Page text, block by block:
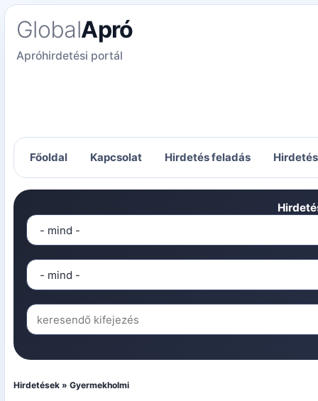
GlobalApró
Apróhirdetési portál
Főoldal Kapcsolat Hirdetés feladás
Hirdetések » Gyermekholmi